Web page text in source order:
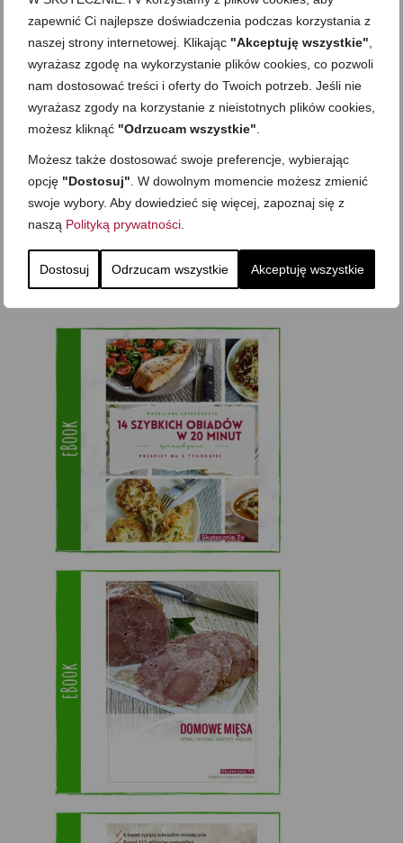
zapewnić Ci najlepsze doświadczenia podczas korzystania z
naszej strony internetowej. Klikając "Akceptuję wszystkie"
wyrażasz zgodę na wykorzystanie plików cookies, co pozwoli
nam dostosować treści i oferty do Twoich potrzeb. Jeśli nie
wyrażasz zgody na korzystanie z nieistotnych plików cookies,
możesz kliknąć "Odrzucam wszystkie"
Możesz także dostosować swoje preferencje, wybierając
opcję "Dostosuj" . W dowolnym momencie możesz zmienić
swoje wybory. Aby dowiedzieć się więcej, zapoznaj się z
naszą Polityką prywatności
Dostosuj Odrzucam wszystkie Akceptuję wszystkie
Zapisz mnie
Chcę zapisać się na newsletter, a co za tym idzie, wyrażam zgodę na
przesyłanie mi na podany w formularzu adres e-mail informacji o
upominkach, nowościach, produktach, usługach, promocjach i ofertach
Skutecznie.Tv Wiem, że zgodę mogę w każdej chwili wycofać, a szczegóły
związane z przetwarzaniem moich danych osobowych znajdę w Polityce
prywatności.
eBooki i video inspiracje dla Ciebie